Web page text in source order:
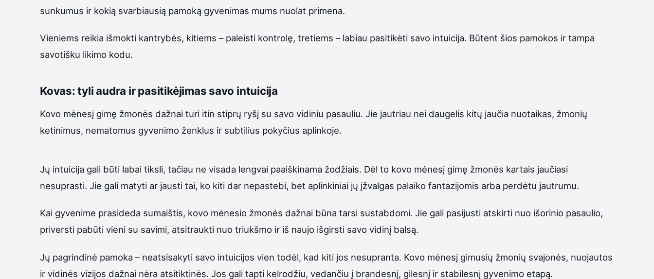
sunkumus ir kokią svarbiausią pamoką gyvenimas mums nuolat primena.
Vieniems reikia išmokti kantrybės, kitiems – paleisti kontrolę, tretiems – labiau pasitikėti savo intuicija. Būtent šios pamokos ir tampa
savotišku likimo kodu.
Kovas: tyli audra ir pasitikėjimas savo intuicija
Kovo mėnesį gimę žmonės dažnai turi itin stiprų ryšį su savo vidiniu pasauliu. Jie jautriau nei daugelis kitų jaučia nuotaikas, žmonių
ketinimus, nematomus gyvenimo ženklus ir subtilius pokyčius aplinkoje.
Jų intuicija gali būti labai tiksli, tačiau ne visada lengvai paaiškinama žodžiais. Dėl to kovo mėnesį gimę žmonės kartais jaučiasi
nesuprasti. Jie gali matyti ar jausti tai, ko kiti dar nepastebi, bet aplinkiniai jų įžvalgas palaiko fantazijomis arba perdėtu jautrumu.
Kai gyvenime prasideda sumaištis, kovo mėnesio žmonės dažnai būna tarsi sustabdomi. Jie gali pasijusti atskirti nuo išorinio pasaulio,
priversti pabūti vieni su savimi, atsitraukti nuo triukšmo ir iš naujo išgirsti savo vidinį balsą.
Jų pagrindinė pamoka – neatsisakyti savo intuicijos vien todėl, kad kiti jos nesupranta. Kovo mėnesį gimusių žmonių svajonės, nuojautos
ir vidinės vizijos dažnai nėra atsitiktinės. Jos gali tapti kelrodžiu, vedančiu į brandesnį, gilesnį ir stabilesnį gyvenimo etapą.